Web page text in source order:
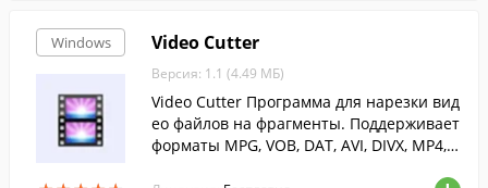
Windows Video Cutter
Версия: 1.1 (4.49 МБ)
Video Cutter Программа для нарезки вид
ео файлов на фрагменты. Поддерживает
форматы MPG, VOB, DAT, AVI, DIVX, MP4,